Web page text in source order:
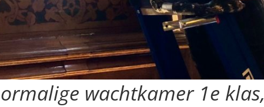
wachtkamer 1e klas,